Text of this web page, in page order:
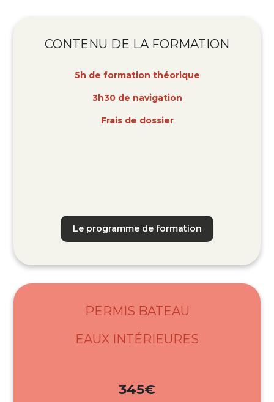
CONTENU DE LA FORMATION
5h de formation théorique
3h30 de navigation
Fraisde dossier
Le programme de formation
PERMIS BATEAU
EAUX INTÉRIEURES
345€